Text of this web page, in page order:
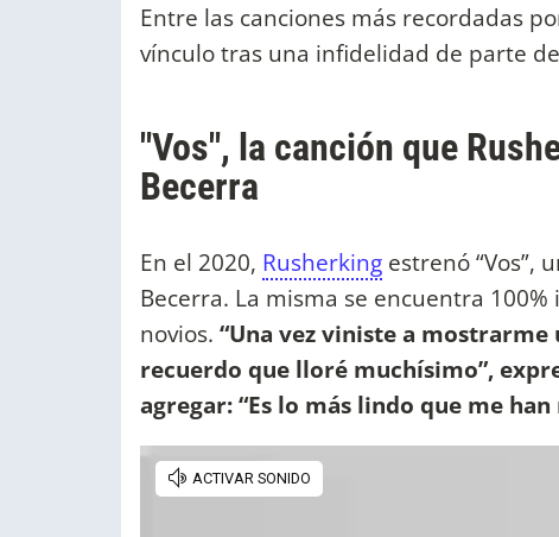
Entre las canciones más recordadas
vínculo tras una infidelidad de parte
"Vos", la canción que
Becerra
En el 2020, Rusherking estrenó “Vos”,
Becerra. La misma se encuentra
novios. “Una vez viniste a
recuerdo que lloré muchísimo”,
agregar: “Es lo más lindo que me han